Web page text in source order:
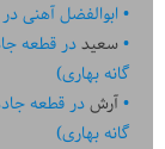
ابوالفضل آهنیدر
سعیددر
گانه بهاری)
آرشدر
گانه بهاری)